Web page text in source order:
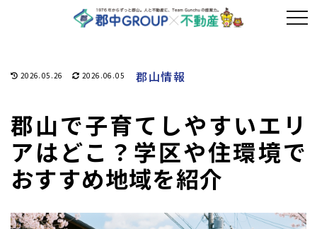
2026.05.26 2026.06.05 郡山情報
郡山で子育てしやすいエリ
アはどこ？学区や住環境で
おすすめ地域を紹介